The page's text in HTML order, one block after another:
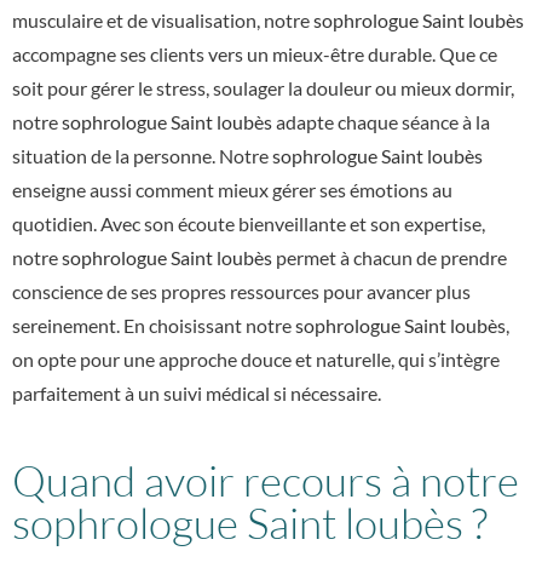
musculaire et de visualisation, notresophrologue Saint loubès
accompagne ses clients vers un mieux-être durable. Que ce
soit pour gérer le stress, soulager la douleur ou mieux dormir,
notresophrologue Saint loubèsadapte chaque séance à la
situation de la personne. Notresophrologue Saint loubès
enseigne aussi comment mieux gérer ses émotions au
quotidien. Avec son écoute bienveillante et son expertise,
notresophrologue Saint loubès permet à chacun de prendre
conscience de ses propres ressources pour avancer plus
sereinement. En choisissant notresophrologue Saint loubès,
on opte pour une approche douce et naturelle, qui s’intègre
parfaitement à un suivi médical si nécessaire.
Quand avoir recours à notre
sophrologue Saint loubès ?